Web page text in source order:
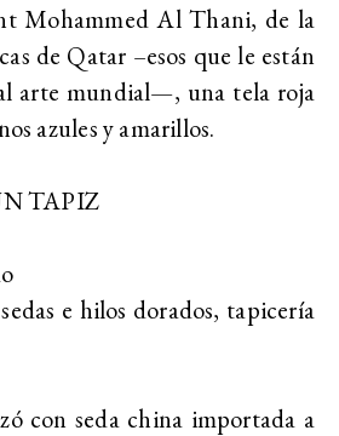
Mohammed Al Thani, de la
de Qatar –esos que le están
arte mundial—, una tela roja
azules y amarillos.
TAPIZ
e hilos dorados, tapicería
con seda china importada a